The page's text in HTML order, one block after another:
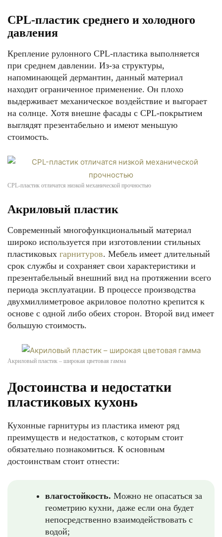
CPL-пластик среднего и холодного
давления
Крепление рулонного CPL-пластика выполняется
при среднем давлении. Из-за структуры,
напоминающей дермантин, данный материал
находит ограниченное применение. Он плохо
выдерживает механическое воздействие и выгорает
на солнце. Хотя внешне фасады с CPL-покрытием
выглядят презентабельно и имеют меньшую
стоимость.
CPL-пластик отличатся низкой механической прочностью
Акриловый пластик
Современный многофункциональный материал
широко используется при изготовлении стильных
пластиковых гарнитуров. Мебель имеет длительный
срок службы и сохраняет свои характеристики и
презентабельный внешний вид на протяжении всего
периода эксплуатации. В процессе производства
двухмиллиметровое акриловое полотно крепится к
основе с одной либо обеих сторон. Второй вид имеет
большую стоимость.
Акриловый пластик – широкая цветовая гамма
Достоинства и недостатки
пластиковых кухонь
Кухонные гарнитуры из пластика имеют ряд
преимуществ и недостатков, с которым стоит
обязательно познакомиться. К основным
достоинствам стоит отнести:
влагостойкость. Можно не опасаться за
геометрию кухни, даже если она будет
непосредственно взаимодействовать с
водой;